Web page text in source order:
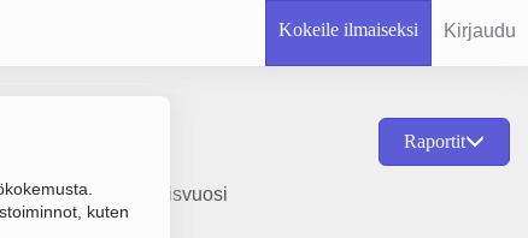
Kokeile ilmaiseksi Kirjaudu
kuten
Raportit
perustamisvuosi